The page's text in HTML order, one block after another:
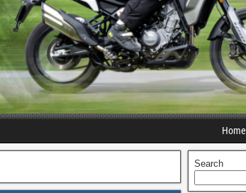
Home
Search